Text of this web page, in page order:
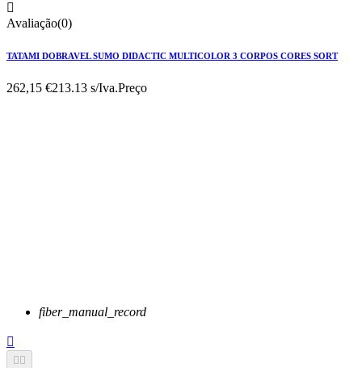

Avaliação(0)
TATAMI DOBRAVEL SUMO DIDACTIC MULTICOLOR 3 CORPOS CORES SORT
262,15 €213.13 s/Iva.Preço
fiber_manual_record

 